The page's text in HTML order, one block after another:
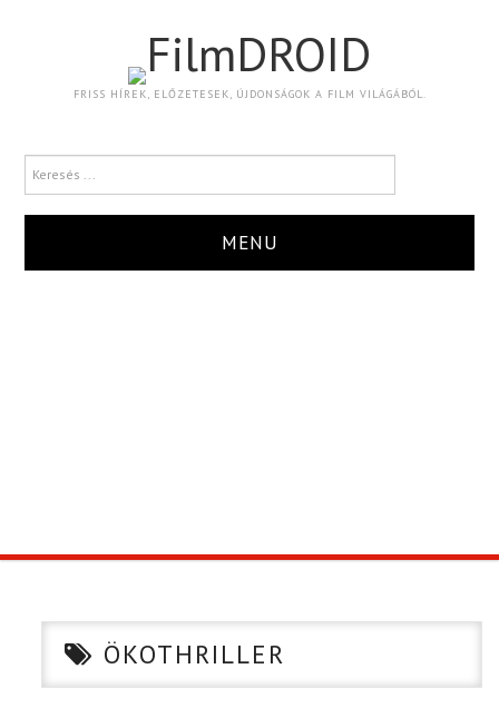
FilmDROID
FRISS HÍREK, ELŐZETESEK, ÚJDONSÁGOK A FILM VILÁGÁBÓL.
MENU
ÖKOTHRILLER